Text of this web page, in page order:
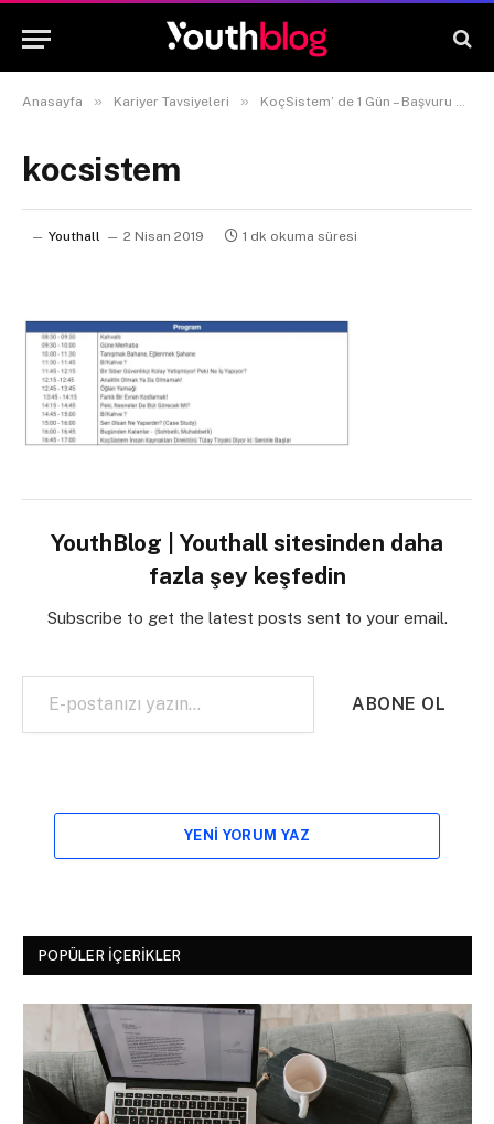
Anasayfa » Kariyer Tavsiyeleri » KoçSistem’ de 1 Gün – Başvuru Formu
kocsistem
Youthall 2 Nisan 2019 1 dk okuma süresi
YouthBlog | Youthall sitesinden daha
fazla şey keşfedin
Subscribe to get the latest posts sent to your email.
E-postanızı yazın…
ABONE OL
YENI YORUM YAZ
POPÜLER İÇERIKLER